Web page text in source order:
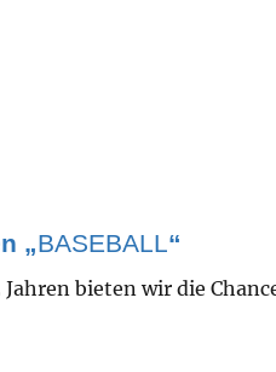
„BASEBALL“
bieten wir die